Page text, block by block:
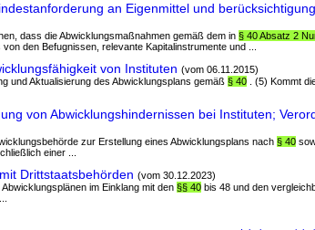
an Eigenmittel und
dass die Abwicklungsmaßnahmen gemäß dem in § 40 Absatz 2
den Befugnissen, relevante Kapitalinstrumente und ...
von Instituten (vom 06.11.2015)
und Aktualisierung des Abwicklungsplans gemäß § 40 . (5) Kommt
von Abwicklungshindernissen bei Instituten;
zur Erstellung eines Abwicklungsplans nach § 40
einer ...
Drittstaatsbehörden (vom 30.12.2023)
im Einklang mit den §§ 40 bis 48 und den